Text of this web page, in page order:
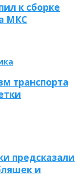
к сборке
МКС
транспорта
предсказали
и